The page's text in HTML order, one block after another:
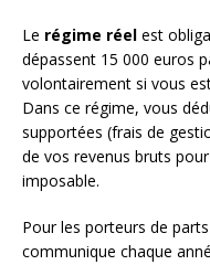
Le régime réel est
dépassent 15 000 euros
volontairement si vous
Dans ce régime, vous
supportées (frais de
de vos revenus bruts
imposable.
Pour les porteurs de
communique chaque